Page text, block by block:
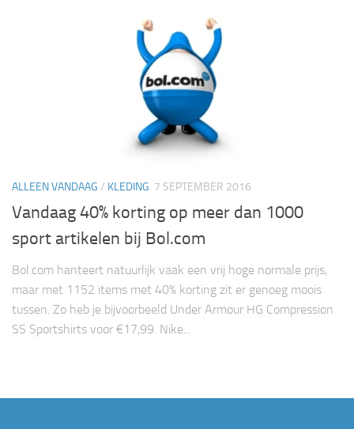
ALLEEN VANDAAG / KLEDING 7 SEPTEMBER 2016
Vandaag 40% korting op meer dan 1000
sport artikelen bij Bol.com
Bol.com hanteert natuurlijk vaak een vrij hoge normale prijs,
maar met 1152 items met 40% korting zit er genoeg moois
tussen. Zo heb je bijvoorbeeld Under Armour HG Compression
SS Sportshirts voor €17,99. Nike...